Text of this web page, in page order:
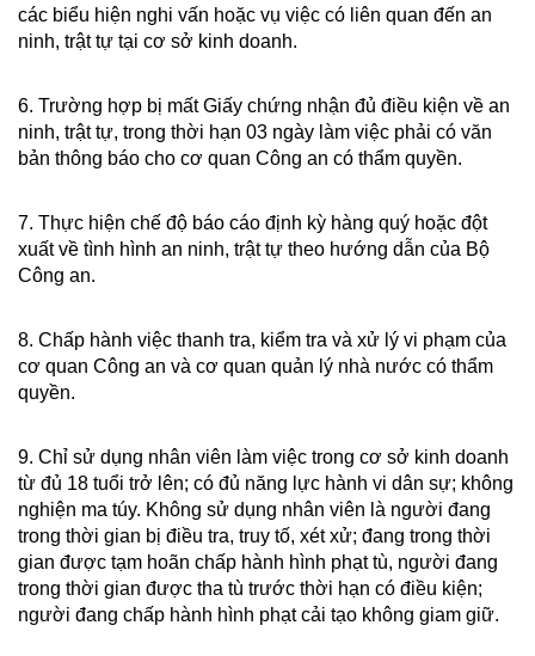
các biểu hiện nghi vấn hoặc vụ việc có liên quan đến an
ninh, trật tự tại cơ sở kinh doanh.
6. Trường hợp bị mất Giấy chứng nhận đủ điều kiện về an
ninh, trật tự, trong thời hạn 03 ngày làm việc phải có văn
bản thông báo cho cơ quan Công an có thẩm quyền.
7. Thực hiện chế độ báo cáo định kỳ hàng quý hoặc đột
xuất về tình hình an ninh, trật tự theo hướng dẫn của Bộ
Công an.
8. Chấp hành việc thanh tra, kiểm tra và xử lý vi phạm của
cơ quan Công an và cơ quan quản lý nhà nước có thẩm
quyền.
9. Chỉ sử dụng nhân viên làm việc trong cơ sở kinh doanh
từ đủ 18 tuổi trở lên; có đủ năng lực hành vi dân sự; không
nghiện ma túy. Không sử dụng nhân viên là người đang
trong thời gian bị điều tra, truy tố, xét xử; đang trong thời
gian được tạm hoãn chấp hành hình phạt tù, người đang
trong thời gian được tha tù trước thời hạn có điều kiện;
người đang chấp hành hình phạt cải tạo không giam giữ.